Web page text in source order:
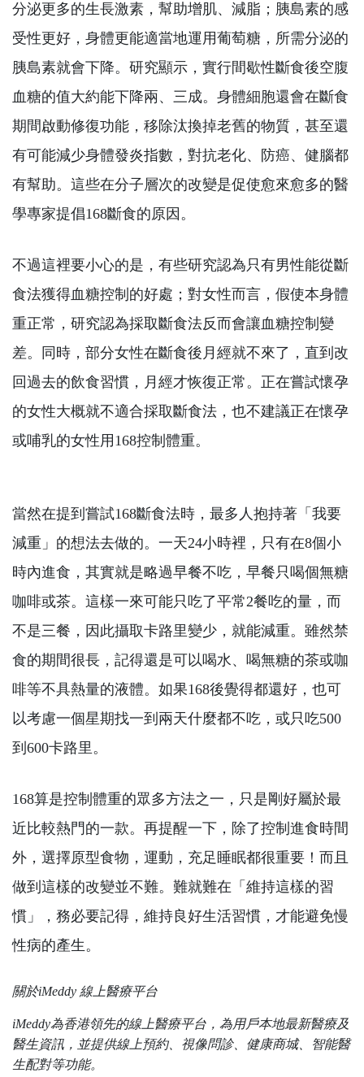
分泌更多的生長激素，幫助增肌、減脂；胰島素的感
受性更好，身體更能適當地運用葡萄糖，所需分泌的
胰島素就會下降。研究顯示，實行間歇性斷食後空腹
血糖的值大約能下降兩、三成。身體細胞還會在斷食
期間啟動修復功能，移除汰換掉老舊的物質，甚至還
有可能減少身體發炎指數，對抗老化、防癌、健腦都
有幫助。這些在分子層次的改變是促使愈來愈多的醫
學專家提倡168斷食的原因。
不過這裡要小心的是，有些研究認為只有男性能從斷
食法獲得血糖控制的好處；對女性而言，假使本身體
重正常，研究認為採取斷食法反而會讓血糖控制變
差。同時，部分女性在斷食後月經就不來了，直到改
回過去的飲食習慣，月經才恢復正常。正在嘗試懷孕
的女性大概就不適合採取斷食法，也不建議正在懷孕
或哺乳的女性用168控制體重。
當然在提到嘗試168斷食法時，最多人抱持著「我要
減重」的想法去做的。一天24小時裡，只有在8個小
時內進食，其實就是略過早餐不吃，早餐只喝個無糖
咖啡或茶。這樣一來可能只吃了平常2餐吃的量，而
不是三餐，因此攝取卡路里變少，就能減重。雖然禁
食的期間很長，記得還是可以喝水、喝無糖的茶或咖
啡等不具熱量的液體。如果168後覺得都還好，也可
以考慮一個星期找一到兩天什麼都不吃，或只吃500
到600卡路里。
168算是控制體重的眾多方法之一，只是剛好屬於最
近比較熱門的一款。再提醒一下，除了控制進食時間
外，選擇原型食物，運動，充足睡眠都很重要！而且
做到這樣的改變並不難。難就難在「維持這樣的習
慣」，務必要記得，維持良好生活習慣，才能避免慢
性病的產生。
關於iMeddy 線上醫療平台
iMeddy為香港領先的線上醫療平台，為用戶本地最新醫療及
醫生資訊，並提供線上預約、視像問診、健康商城、智能醫
生配對等功能。